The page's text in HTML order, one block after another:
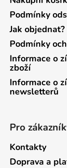
Podmínky
Jak objednat?
Podmínky
Informace o
zboží
Informace o
newsletterů
Pro
Kontakty
Doprava a